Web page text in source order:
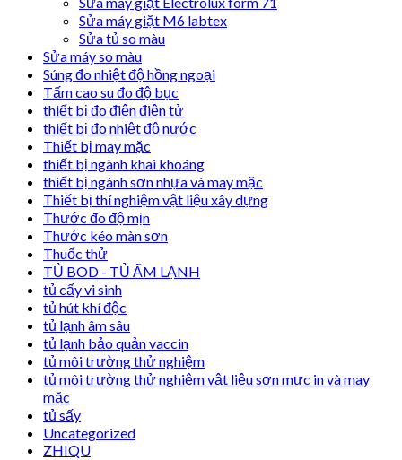
Sửa máy giặt M6 labtex
Sửa tủ so màu
Sửa máy so màu
Súng đo nhiệt độ hồng ngoại
Tấm cao su đo độ bục
thiết bị đo điện điện tử
thiết bị đo nhiệt độ nước
Thiết bị may mặc
thiết bị ngành khai khoáng
thiết bị ngành sơn nhựa và may mặc
Thiết bị thí nghiệm vật liệu xây dựng
Thước đo độ mịn
Thước kéo màn sơn
Thuốc thử
TỦ BOD - TỦ ẤM LẠNH
tủ cấy vi sinh
tủ hút khí độc
tủ lạnh âm sâu
tủ lạnh bảo quản vaccin
tủ môi trường thử nghiệm
tủ môi trường thử nghiệm vật liệu sơn mực in và may
mặc
tủ sấy
Uncategorized
ZHIQU